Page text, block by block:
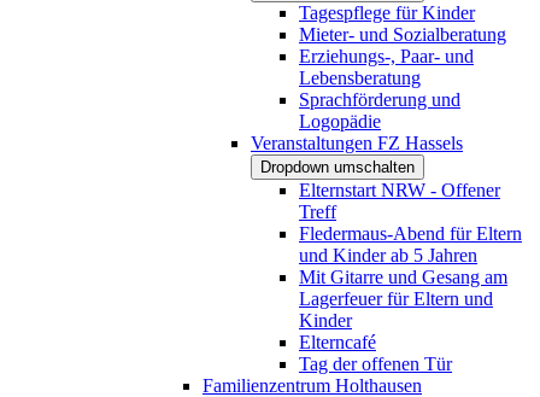
Tagespflege für Kinder
Mieter- und Sozialberatung
Erziehungs-, Paar- und
Lebensberatung
Sprachförderung und
Logopädie
Veranstaltungen FZ Hassels
Dropdown umschalten
Elternstart NRW - Offener
Treff
Fledermaus-Abend für Eltern
und Kinder ab 5 Jahren
Mit Gitarre und Gesang am
Lagerfeuer für Eltern und
Kinder
Elterncafé
Tag der offenen Tür
Familienzentrum Holthausen